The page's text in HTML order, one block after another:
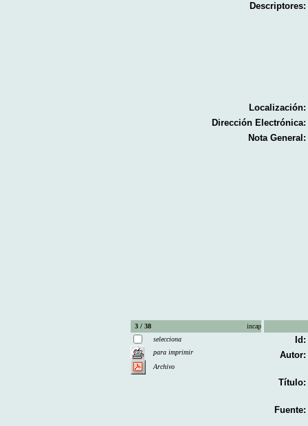
Descriptores:
Localización:
Dirección Electrónica:
Nota General:
3 / 38
incap
selecciona
para imprimir
Archivo
Id:
Autor:
Título:
Fuente: